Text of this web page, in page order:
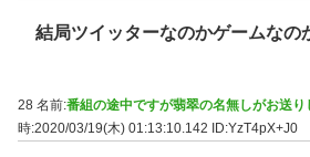
結局ツイッターなのかゲームなの
28 名前:番組の途中ですが翡翠の名無しがお送り
時:2020/03/19(木) 01:13:10.142
ID:YzT4pX+J0